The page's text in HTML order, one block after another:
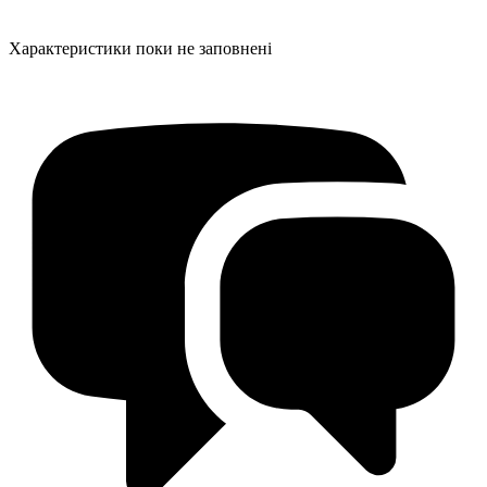
Характеристики поки не заповнені